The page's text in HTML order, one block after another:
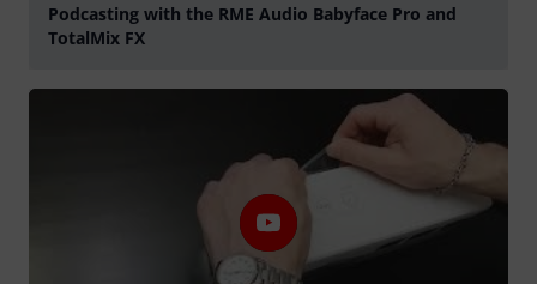
Podcasting with the RME Audio Babyface Pro and
TotalMix FX